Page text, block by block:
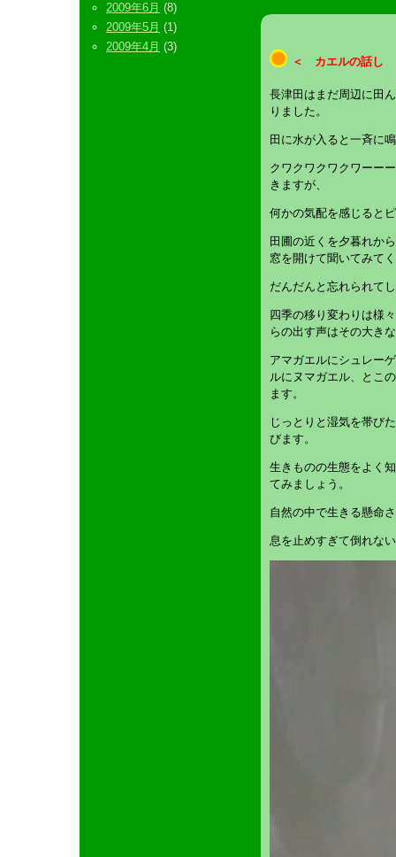
＜ カエルの話し
長津田はまだ周辺に田
りました。
田に水が入ると一斉に
クワクワクワクワーー
きますが、
何かの気配を感じると
田圃の近くを夕暮れか
窓を開けて聞いてみて
だんだんと忘れられて
四季の移り変わりは様
らの出す声はその大き
アマガエルにシュレー
ルにヌマガエル、とこ
ます。
じっとりと湿気を帯び
びます。
生きものの生態をよく
てみましょう。
自然の中で生きる懸命
息を止めすぎて倒れな
2009年6月 (8)
2009年5月 (1)
2009年4月 (3)